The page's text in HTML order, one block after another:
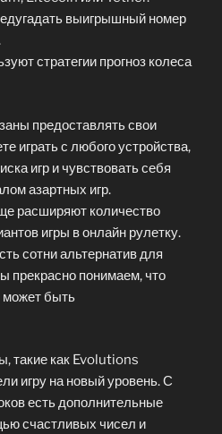
выигрышный номер
стратегии прогноз колеса
предоставлять свои
играть с любого устройства,
игр и чувствовать себя
азартных игр.
расширяют количество
игры в онлайн рулетку.
сотни альтернатив для
прекрасно понимаем, что
может быть
такие как Evolutions
игру на новый уровень. С
есть дополнительные
счастливых чисел и